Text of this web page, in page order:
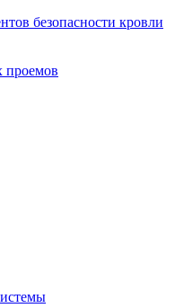
безопасности кровли
проемов